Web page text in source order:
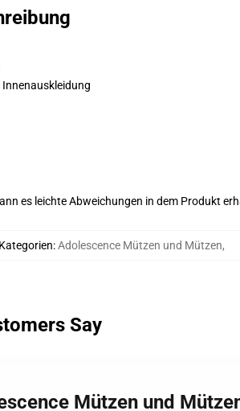
es leichte Abweichungen in dem Produkt
Kategorien:Adolescence Mützen und Mützen,
Say
Mützen und